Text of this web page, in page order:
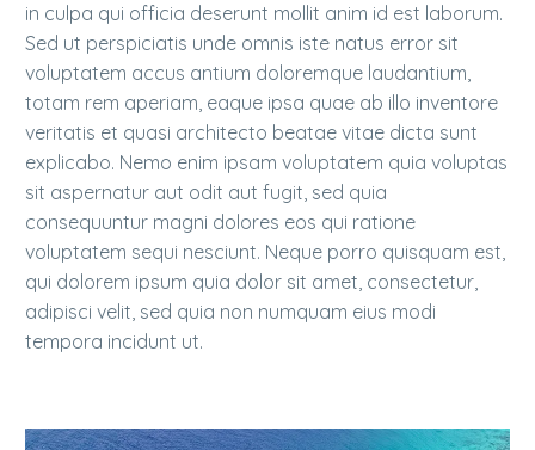
in culpa qui officia deserunt mollit anim id est laborum.
Sed ut perspiciatis unde omnis iste natus error sit
voluptatem accus antium doloremque laudantium,
totam rem aperiam, eaque ipsa quae ab illo inventore
veritatis et quasi architecto beatae vitae dicta sunt
explicabo. Nemo enim ipsam voluptatem quia voluptas
sit aspernatur aut odit aut fugit, sed quia
consequuntur magni dolores eos qui ratione
voluptatem sequi nesciunt. Neque porro quisquam est,
qui dolorem ipsum quia dolor sit amet, consectetur,
adipisci velit, sed quia non numquam eius modi
tempora incidunt ut.